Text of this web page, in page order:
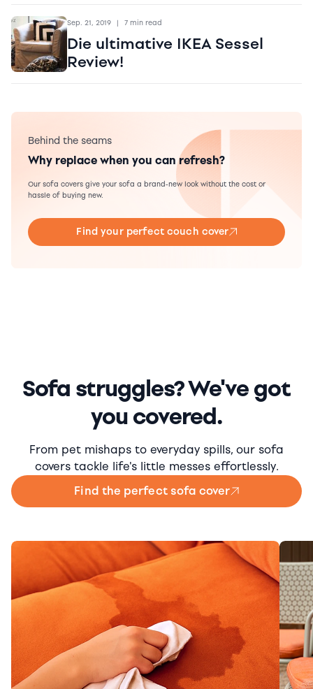
Sep. 21, 2019 | 7 min read
Die ultimative IKEA Sessel
Review!
Behind the seams
Why replace when you can refresh?
Our sofa covers give your sofa a brand-new look without the cost or
hassle of buying new.
Find your perfect couch cover
Sofa struggles? We've got
you covered.
From pet mishaps to everyday spills, our sofa
covers tackle life's little messes effortlessly.
Find the perfect sofa cover